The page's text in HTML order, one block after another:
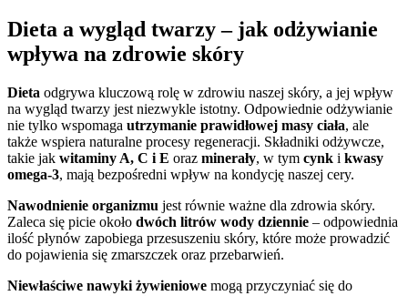
Dieta a wygląd twarzy – jak odżywianie
wpływa na zdrowie skóry
Dieta odgrywa kluczową rolę w zdrowiu naszej skóry, a jej wpływ
na wygląd twarzy jest niezwykle istotny. Odpowiednie odżywianie
nie tylko wspomaga utrzymanie prawidłowej masy ciała, ale
także wspiera naturalne procesy regeneracji. Składniki odżywcze,
takie jak witaminy A, C i E oraz minerały, w tym cynk i kwasy
omega-3, mają bezpośredni wpływ na kondycję naszej cery.
Nawodnienie organizmu jest równie ważne dla zdrowia skóry.
Zaleca się picie około dwóch litrów wody dziennie – odpowiednia
ilość płynów zapobiega przesuszeniu skóry, które może prowadzić
do pojawienia się zmarszczek oraz przebarwień.
Niewłaściwe nawyki żywieniowe mogą przyczyniać się do